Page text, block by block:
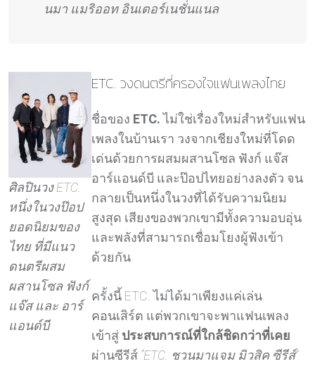
นมา แมริออท อินเตอร์เนชั่นแนล
ศิลปินวง ETC.
หนึ่งในวงป๊อป
ยอดนิยมของ
ไทย ที่มีแนว
ดนตรีผสม
ผสานโซล ฟังก์
แจ๊ส และ อาร์
แอนด์บี
ETC. วงดนตรีที่ครองใจแฟนเพลงไทย
ชื่อของ ETC.ไม่ใช่เรื่องใหม่สำหรับแฟน
เพลงในบ้านเรา วงจากเชียงใหม่ที่โดด
เด่นด้วยการผสมผสานโซล ฟังก์ แจ๊ส
อาร์แอนด์บี และป๊อปไทยอย่างลงตัว จน
กลายเป็นหนึ่งในวงที่ได้รับความนิยม
สูงสุด เสียงของพวกเขามีทั้งความอบอุ่น
และพลังที่สามารถเชื่อมโยงผู้ฟังเข้า
ด้วยกัน
ครั้งนี้ ETC. ไม่ได้มาเพียงแค่เล่น
คอนเสิร์ต แต่พวกเขาจะพาแฟนเพลง
เข้าสู่ ประสบการณ์ที่ใกล้ชิดกว่าที่เคย
ผ่านซีรีส์ “ETC. ชวนมาแจม มิวสิค ซีรีส์”